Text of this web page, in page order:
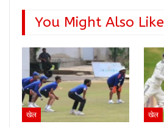
You Might Also Like
खेल खेल